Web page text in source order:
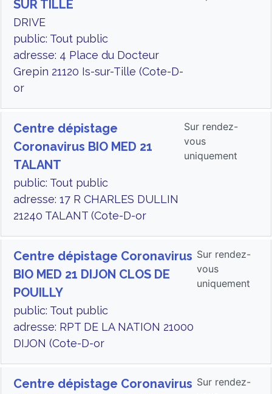
SUR TILLE
DRIVE
public: Tout public
adresse: 4 Place du Docteur
Grepin 21120 Is-sur-Tille (Cote-D-
or
Centre dépistage
Coronavirus BIO MED 21
TALANT
public: Tout public
adresse: 17 R CHARLES DULLIN
21240 TALANT (Cote-D-or
Sur rendez-
vous
uniquement
Centre dépistage Coronavirus
BIO MED 21 DIJON CLOS DE
POUILLY
public: Tout public
adresse: RPT DE LA NATION 21000
DIJON (Cote-D-or
Sur rendez-
vous
uniquement
Centre dépistage Coronavirus Sur rendez-